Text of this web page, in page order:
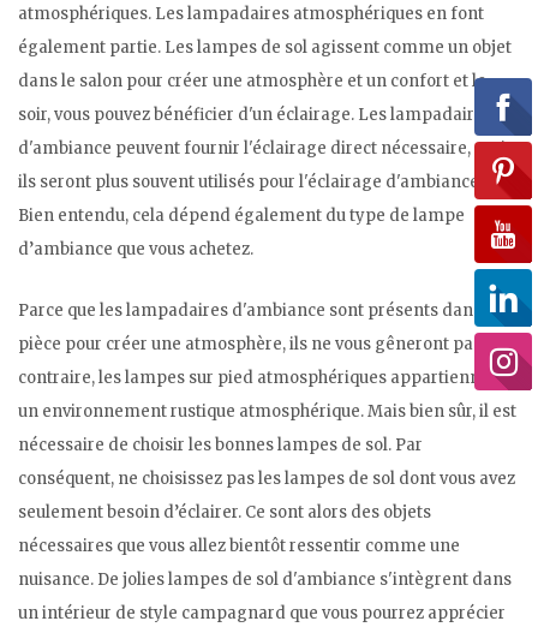
atmosphériques. Les lampadaires atmosphériques en font
également partie. Les lampes de sol agissent comme un objet
dans le salon pour créer une atmosphère et un confort et le
soir, vous pouvez bénéficier d'un éclairage. Les lampadaires
d'ambiance peuvent fournir l'éclairage direct nécessaire, mais
ils seront plus souvent utilisés pour l'éclairage d'ambiance.
Bien entendu, cela dépend également du type de lampe
d’ambiance que vous achetez.
Parce que les lampadaires d'ambiance sont présents dans la
pièce pour créer une atmosphère, ils ne vous gêneront pas. Au
contraire, les lampes sur pied atmosphériques appartiennent à
un environnement rustique atmosphérique. Mais bien sûr, il est
nécessaire de choisir les bonnes lampes de sol. Par
conséquent, ne choisissez pas les lampes de sol dont vous avez
seulement besoin d’éclairer. Ce sont alors des objets
nécessaires que vous allez bientôt ressentir comme une
nuisance. De jolies lampes de sol d'ambiance s'intègrent dans
un intérieur de style campagnard que vous pourrez apprécier